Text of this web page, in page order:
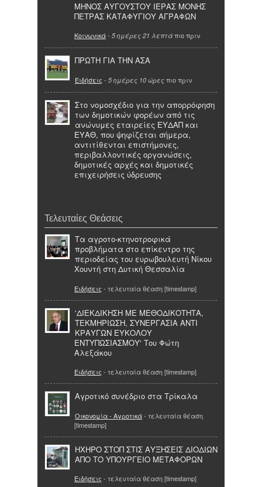
ΜΗΝΟΣ ΑΥΓΟΥΣΤΟΥ ΙΕΡΑΣ ΜΟΝΗΣ
ΠΕΤΡΑΣ ΚΑΤΑΦΥΓΙΟΥ ΑΓΡΑΦΩΝ
Κοινωνικά- 5 ημέρες 21 λεπτά πιο πριν
ΠΡΩΤΗ ΓΙΑ ΤΗΝ ΑΣΑ
Ειδήσεις - 5 ημέρες 10 ώρες πιο πριν
Στο νομοσχέδιο για την απορρόφηση
των δημοτικών φορέων από τις
ανώνυμες εταιρείες ΕΥΔΑΠ και
ΕΥΑΘ, που ψηφίζεται σήμερα,
αντιτίθενται επιστήμονες,
περιβαλλοντικές οργανώσεις,
δημοτικές αρχές και δημοτικές
επιχειρήσεις ύδρευσης
Τελευταίες Θεάσεις
Τα αγροτο-κτηνοτροφικά
προβλήματα στο επίκεντρο της
περιοδείας του ευρωβουλευτή Νίκου
Χουντή στη Δυτική Θεσσαλία
Ειδήσεις - τελευταία θέαση [timestamp]
'ΔΙΕΚΔΙΚΗΣΗ ΜΕ ΜΕΘΟΔΙΚΟΤΗΤΑ,
ΤΕΚΜΗΡΙΩΣΗ, ΣΥΝΕΡΓΑΣΙΑ ΑΝΤΙ
ΚΡΑΥΓΩΝ ΕΥΚΟΛΟΥ
ΕΝΤΥΠΩΣΙΑΣΜΟΥ' Του Φώτη
Αλεξάκου
Ειδήσεις - τελευταία θέαση [timestamp]
Αγροτικό συνέδριο στα Τρίκαλα
Οικονομία - Αγροτικά- τελευταία θέαση
[timestamp]
ΗΧΗΡΟ ΣΤΟΠ ΣΤΙΣ ΑΥΞΗΣΕΙΣ ΔΙΟΔΙΩΝ
ΑΠΟ ΤΟ ΥΠΟΥΡΓΕΙΟ ΜΕΤΑΦΟΡΩΝ
Ειδήσεις - τελευταία θέαση [timestamp]